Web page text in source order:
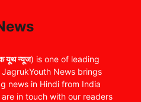
यूथ न्यूज) is one of leading
News brings
news in Hindi from India
in touch with our readers